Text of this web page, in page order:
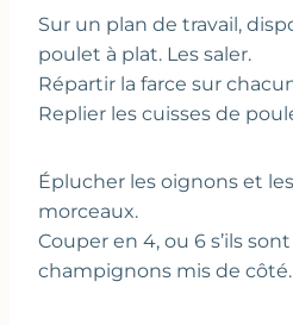
Sur un plan de travail,
poulet à plat. Les saler.
Répartir la farce sur
Replier les cuisses de
Éplucher les oignons et
morceaux.
Couper en 4, ou 6 s’ils
champignons mis de côté.